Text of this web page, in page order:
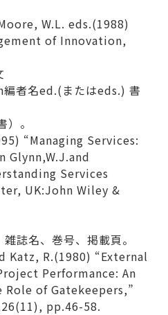
W.L. eds.(1988)
of Innovation,
者名ed.(またはeds.) 書
。
“Managing Services:
Glynn,W.J.and
Services
UK:John Wiley &
誌名、巻号、掲載頁。
Katz, R.(1980) “External
Performance: An
of Gatekeepers,”
pp.46-58.